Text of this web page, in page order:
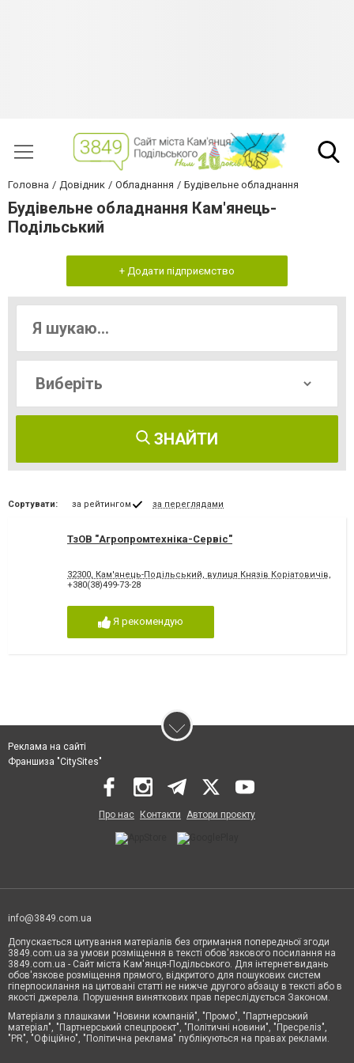
Головна Довідник Обладнання Будівельне обладнання
Будівельне обладнання Кам'янець-
Подільський
+ Додати підприємство
ЗНАЙТИ
Сортувати: за рейтингом за переглядами
ТзОВ "Агропромтехніка-Сервіс"
32300, Кам'янець-Подільський, вулиця Князів Коріатовичів, 25
+380(38)499-73-28
Я рекомендую
Реклама на сайті
Франшиза "CitySites"
Про нас Контакти Автори проєкту
info@3849.com.ua
Допускається цитування матеріалів без отримання попередньої згоди
3849.com.ua за умови розміщення в тексті обов'язкового посилання на
3849.com.ua - Сайт міста Кам'янця-Подільського. Для інтернет-видань
обов'язкове розміщення прямого, відкритого для пошукових систем
гіперпосилання на цитовані статті не нижче другого абзацу в тексті або в
якості джерела. Порушення виняткових прав переслідується Законом.
Матеріали з плашками "Новини компаній", "Промо", "Партнерський
матеріал", "Партнерський спецпроєкт", "Політичні новини", "Пресреліз",
"PR", "Офіційно", "Політична реклама" публікуються на правах реклами.